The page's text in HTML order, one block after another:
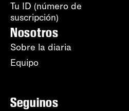
Tu ID (número de
suscripción)
Nosotros
Sobre la diaria
Equipo
Seguinos